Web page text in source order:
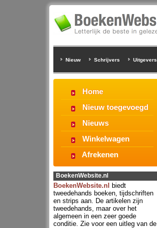
Nieuw Schrijvers Uitgevers
Home
Nieuw toegevoegd
Nieuws
Winkelwagen
Afrekenen
BoekenWebsite.nl
BoekenWebsite.nl
biedt
tweedehands boeken, tijdschriften
en strips aan. De artikelen zijn
tweedehands, maar over het
algemeen in een zeer goede
conditie. Zie voor een uitleg van de